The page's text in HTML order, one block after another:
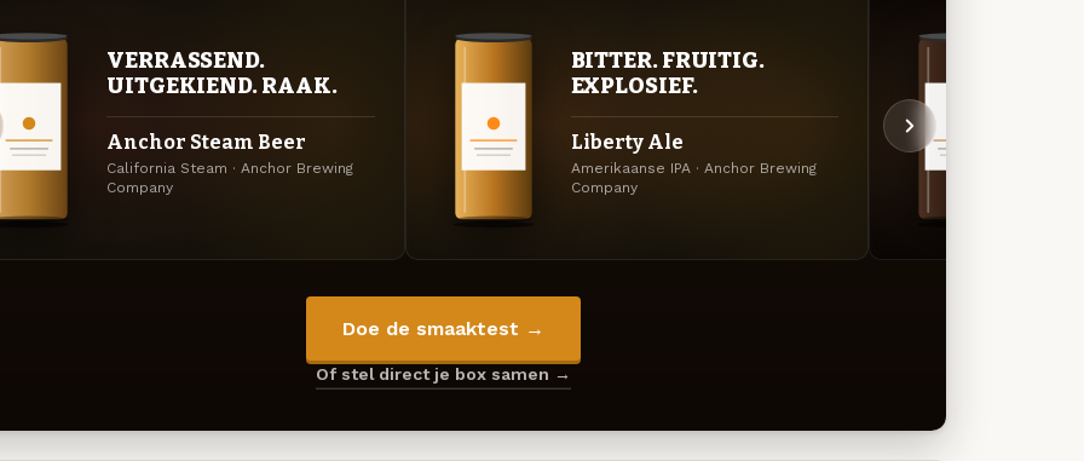
VERRASSEND.
UITGEKIEND. RAAK.
Anchor Steam Beer
California Steam · Anchor Brewing
Company
BITTER. FRUITIG.
EXPLOSIEF.
Liberty Ale
Amerikaanse IPA · Anchor Brewing
Company
Doe de smaaktest →
Of stel direct je box samen →